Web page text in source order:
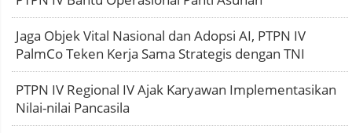
Jaga Objek Vital Nasional dan Adopsi AI, PTPN IV
PalmCo Teken Kerja Sama Strategis dengan TNI
PTPN IV Regional IV Ajak Karyawan Implementasikan
Nilai-nilai Pancasila